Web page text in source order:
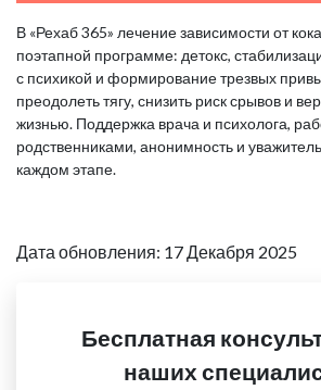
В «Рехаб 365» лечение зависимости от
поэтапной программе: детокс,
с психикой и формирование трезвых
преодолеть тягу, снизить риск срывов и
жизнью. Поддержка врача и психолога,
родственниками, анонимность и
каждом этапе.
Дата обновления: 17 Декабря 2025
Бесплатная
наших